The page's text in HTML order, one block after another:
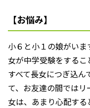
【お悩み】
小６と小１の娘がい
女が中学受験をする
すべて長女につぎ込ん
て、お友達の間では
女は、あまり心配す